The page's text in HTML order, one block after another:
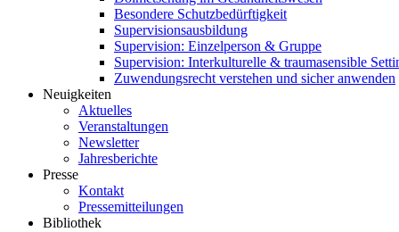
Besondere Schutzbedürftigkeit
Supervisionsausbildung
Supervision: Einzelperson & Gruppe
Supervision: Interkulturelle & traumasensible
Zuwendungsrecht verstehen und sicher anwenden
Neuigkeiten
Aktuelles
Veranstaltungen
Newsletter
Jahresberichte
Presse
Kontakt
Pressemitteilungen
Bibliothek